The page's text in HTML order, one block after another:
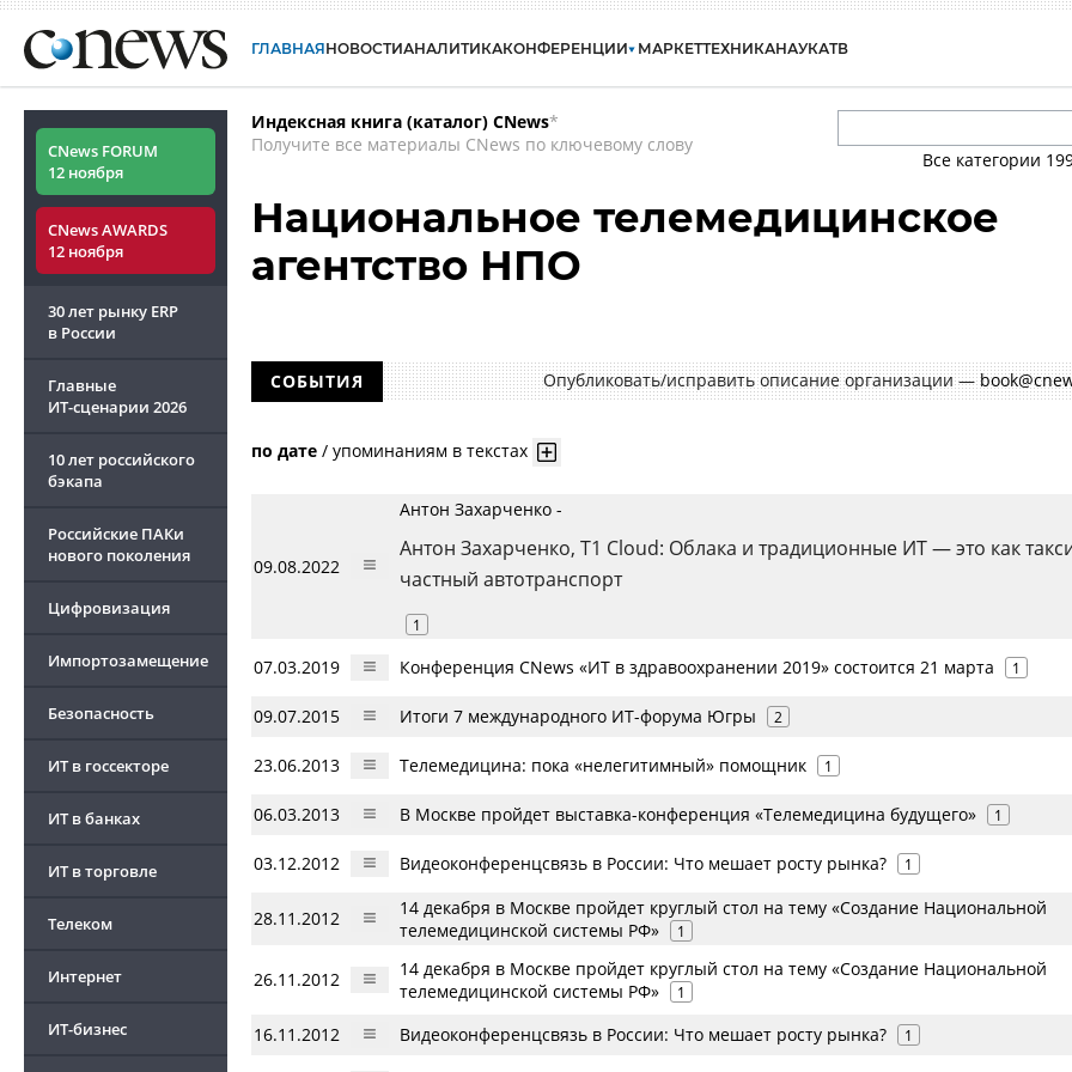
ГЛАВНАЯНОВОСТИАНАЛИТИКАКОНФЕРЕНЦИИ МАРКЕТТЕХНИКАНАУКАТВ
CNews FORUM
12 ноября
CNews AWARDS
12 ноября
30 лет рынку ERP
в России
Главные
ИТ-сценарии 2026
10 лет российского
бэкапа
Российские ПАКи
нового поколения
Цифровизация
Импортозамещение
Безопасность
ИТ в госсекторе
ИТ в банках
ИТ в торговле
Телеком
Интернет
ИТ-бизнес
Индексная книга (каталог) CNews*
Получите все материалы CNews по ключевому слову
Все категории
Национальное телемедицинское
агентство НПО
СОБЫТИЯ Опубликовать/исправить описание организации —
по дате / упоминаниям в текстах
09.08.2022
Антон Захарченко -
Антон Захарченко, T1 Cloud: Облака и традиционные ИТ — это как
частный автотранспорт
1
07.03.2019 Конференция CNews «ИТ в здравоохранении 2019» состоится 21 марта 1
09.07.2015 Итоги 7 международного ИТ-форума Югры 2
23.06.2013 Телемедицина: пока «нелегитимный» помощник 1
06.03.2013 В Москве пройдет выставка-конференция «Телемедицина будущего» 1
03.12.2012 Видеоконференцсвязь в России: Что мешает росту рынка? 1
28.11.2012
14 декабря в Москве пройдет круглый стол на тему «Создание Национальной
телемедицинской системы РФ»
1
26.11.2012
14 декабря в Москве пройдет круглый стол на тему «Создание Национальной
телемедицинской системы РФ»
1
16.11.2012 Видеоконференцсвязь в России: Что мешает росту рынка? 1